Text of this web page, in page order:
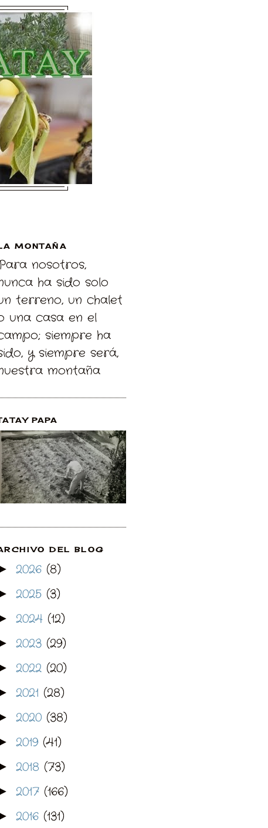
MONTAÑA
nosotros,
ha sido solo
terreno, un chalet
una casa en el
siempre ha
y siempre será,
montaña
PAPA
DEL BLOG
► 2026 (8)
► 2025 (3)
► 2024 (12)
► 2023 (29)
► 2022 (20)
► 2021 (28)
► 2020 (38)
► 2019 (41)
► 2018 (73)
► 2017 (166)
► 2016 (131)